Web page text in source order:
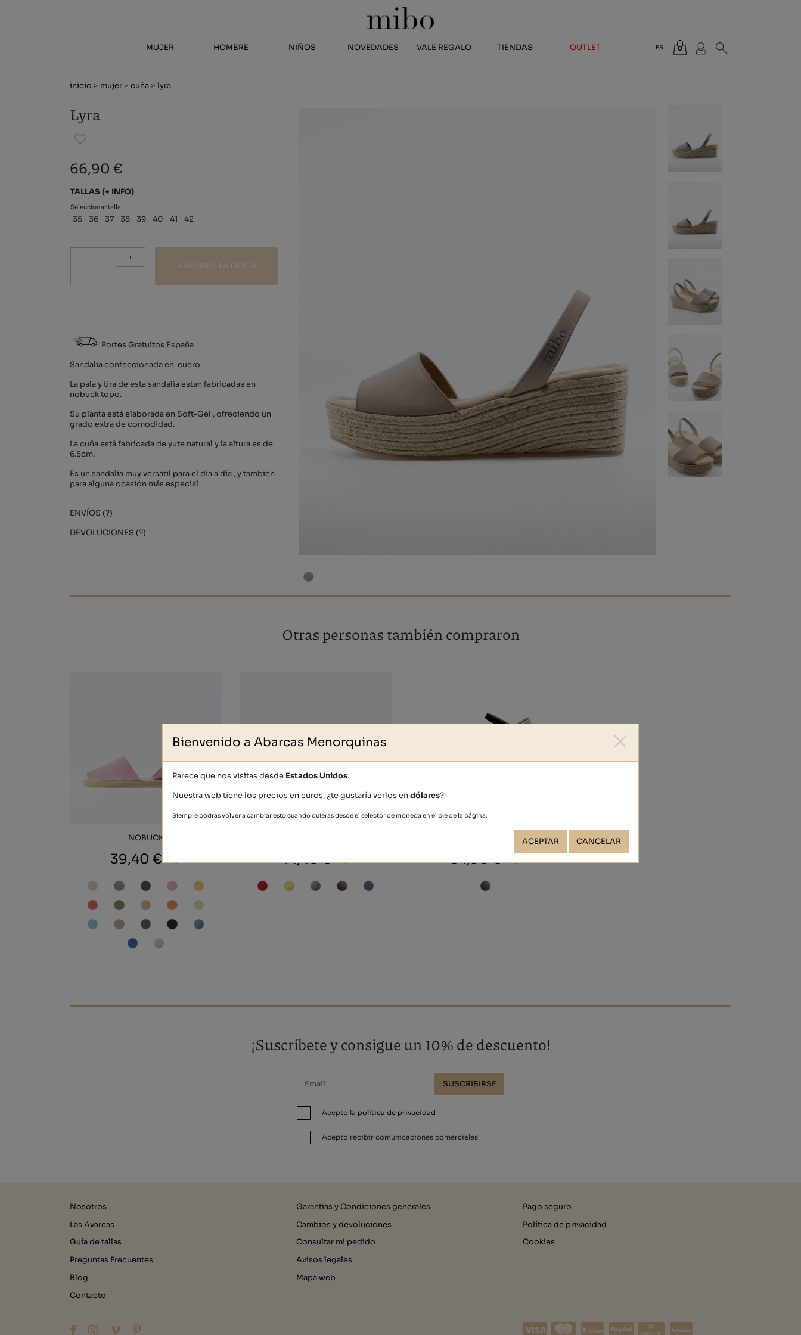
MUJER HOMBRE NIÑOS NOVEDADES VALE REGALO TIENDAS OUTLET ES 0
inicio > mujer > cuña > lyra
Lyra
66,90 €
TALLAS (+ INFO)
Seleccionar talla
35 36 37 38 39 40 41 42
+
-
AÑADIR A LA CESTA
Portes Gratuitos España
Sandalia confeccionada en cuero.
La pala y tira de esta sandalia estan fabricadas en
nobuck topo.
Su planta está elaborada en Soft-Gel , ofreciendo un
grado extra de comodidad.
La cuña está fabricada de yute natural y la altura es de
6.5cm.
Es un sandalia muy versátil para el día a día , y también
para alguna ocasión más especial
ENVÍOS (?)
DEVOLUCIONES (?)
Otras personas también compraron
NOBUCK
39,40 € 44,40 € 84,90 €
¡Suscríbete y consigue un 10% de descuento!
SUSCRIBIRSE
Acepto la política de privacidad
Acepto recibir comunicaciones comerciales
Nosotros
Las Avarcas
Guía de tallas
Preguntas Frecuentes
Blog
Contacto
Garantias y Condiciones generales
Cambios y devoluciones
Consultar mi pedido
Avisos legales
Mapa web
Pago seguro
Política de privacidad
Cookies
Transfer
Bienvenido a Abarcas Menorquinas
Parece que nos visitas desde Estados Unidos.
Nuestra web tiene los precios en euros, ¿te gustaría verlos endólares?
Siempre podrás volver a cambiar esto cuando quieras desde el selector de moneda en el pie de la página.
ACEPTAR CANCELAR